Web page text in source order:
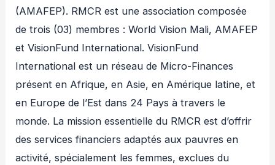
(AMAFEP). RMCR est une association composée
de trois (03) membres : World Vision Mali, AMAFEP
et VisionFund International. VisionFund
International est un réseau de Micro-Finances
présent en Afrique, en Asie, en Amérique latine, et
en Europe de l’Est dans 24 Pays à travers le
monde. La mission essentielle du RMCR est d’offrir
des services financiers adaptés aux pauvres en
activité, spécialement les femmes, exclues du